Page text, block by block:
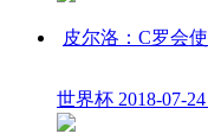
皮尔洛：C罗会
世界杯 2018-07-